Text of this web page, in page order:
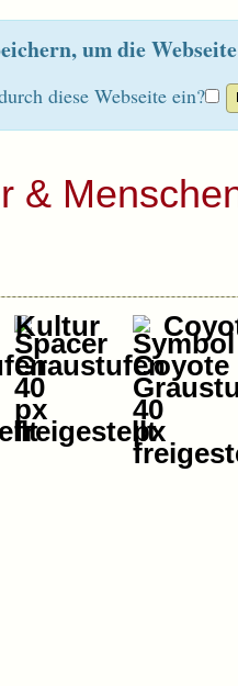
um die
diese Webseite ein?
&
Kultur